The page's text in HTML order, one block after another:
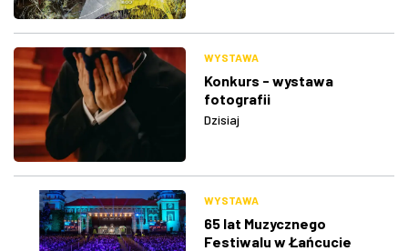
WYSTAWA
Konkurs - wystawa
fotografii
Dzisiaj
WYSTAWA
65 lat Muzycznego
Festiwalu w Łańcucie